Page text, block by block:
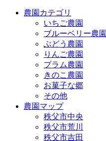
農園カテゴリ
いちご農園
ブルーベリー農園
ぶどう農園
りんご農園
プラム農園
きのこ農園
お菓子な郷
その他
農園マップ
秩父市中央
秩父市荒川
秩父市吉田